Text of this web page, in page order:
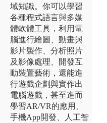
域知識。你可以學習
各種程式語言與多媒
體軟體工具，利用電
腦進行繪圖、動畫與
影片製作、分析照片
及影像處理、開發互
動裝置藝術，還能進
行遊戲企劃與實作出
電腦遊戲，甚至進而
學習AR/VR的應用、
手機App開發、人工智